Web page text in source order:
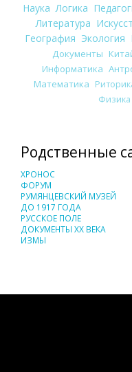
Наука Логика
Литература
География Экология
Документы
Информатика
Математика
Физика
Родственные
ХРОНОС
ФОРУМ
РУМЯНЦЕВСКИЙ МУЗЕЙ
ДО 1917 ГОДА
РУССКОЕ ПОЛЕ
ДОКУМЕНТЫ XX ВЕКА
ИЗМЫ